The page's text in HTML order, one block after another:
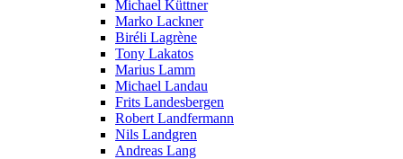
Michael Küttner
Marko Lackner
Biréli Lagrène
Tony Lakatos
Marius Lamm
Michael Landau
Frits Landesbergen
Robert Landfermann
Nils Landgren
Andreas Lang